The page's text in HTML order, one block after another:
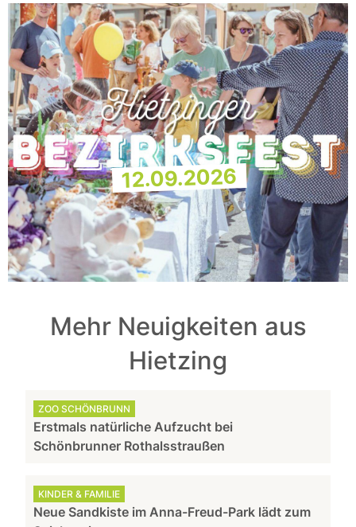
12.09.2026
Mehr Neuigkeiten aus
Hietzing
ZOO SCHÖNBRUNN
Erstmals natürliche Aufzucht bei
Schönbrunner Rothalsstraußen
KINDER & FAMILIE
Neue Sandkiste im Anna-Freud-Park lädt zum